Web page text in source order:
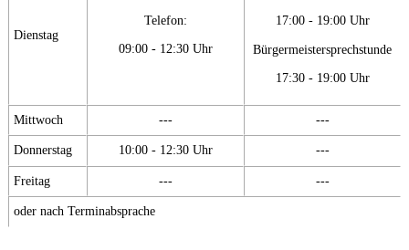
Dienstag
Telefon:
09:00 - 12:30 Uhr
17:00 - 19:00 Uhr
Bürgermeistersprechstunde
17:30 - 19:00 Uhr
Mittwoch --- ---
Donnerstag 10:00 - 12:30 Uhr ---
Freitag --- ---
oder nach Terminabsprache